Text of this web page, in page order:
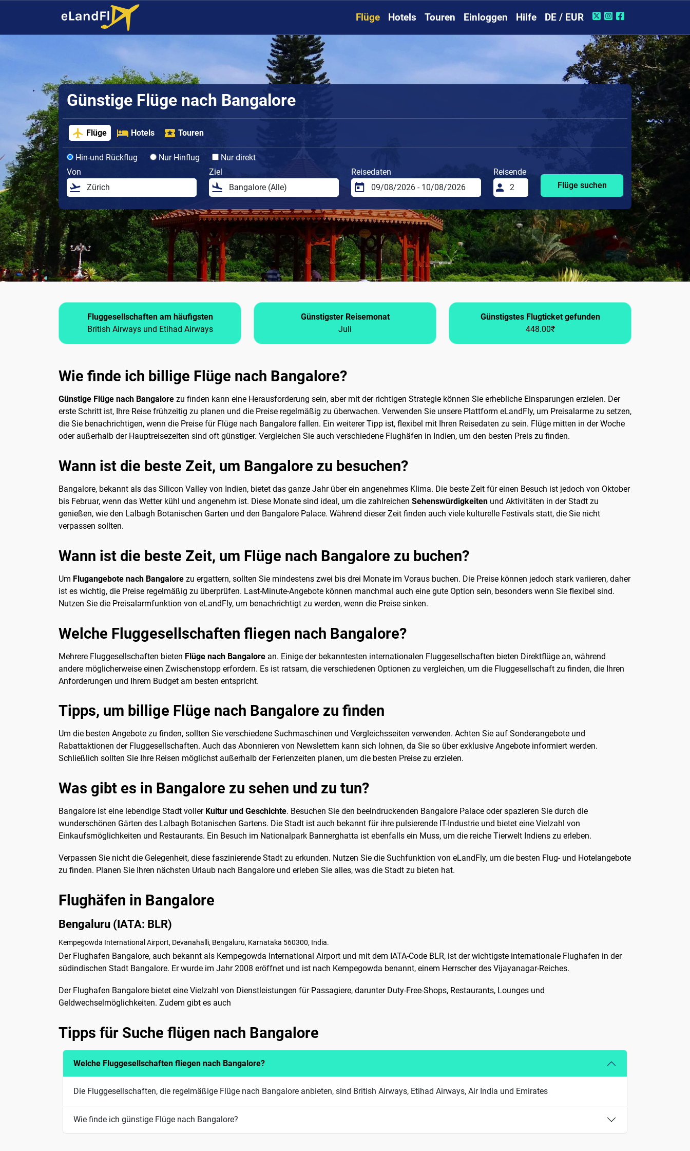
Flüge Hotels Touren Einloggen Hilfe DE / EUR
Günstige Flüge nach Bangalore
Flüge Hotels Touren
Hin-und Rückflug Nur Hinflug
Nur direkt
Von
Ziel Reisedaten
Reisende
Flüge suchen
Fluggesellschaften am häufigsten
British Airways und Etihad Airways
Günstigster Reisemonat
Juli
Günstigstes Flugticket gefunden
448.00₹
Wie finde ich billige Flüge nach Bangalore?
Günstige Flüge nach Bangalore zu finden kann eine Herausforderung sein, aber mit der richtigen Strategie können Sie erhebliche Einsparungen erzielen. Der
erste Schritt ist, Ihre Reise frühzeitig zu planen und die Preise regelmäßig zu überwachen. Verwenden Sie unsere Plattform eLandFly, um Preisalarme zu setzen,
die Sie benachrichtigen, wenn die Preise für Flüge nach Bangalore fallen. Ein weiterer Tipp ist, flexibel mit Ihren Reisedaten zu sein. Flüge mitten in der Woche
oder außerhalb der Hauptreisezeiten sind oft günstiger. Vergleichen Sie auch verschiedene Flughäfen in Indien, um den besten Preis zu finden.
Wann ist die beste Zeit, um Bangalore zu besuchen?
Bangalore, bekannt als das Silicon Valley von Indien, bietet das ganze Jahr über ein angenehmes Klima. Die beste Zeit für einen Besuch ist jedoch von Oktober
bis Februar, wenn das Wetter kühl und angenehm ist. Diese Monate sind ideal, um die zahlreichen Sehenswürdigkeiten und Aktivitäten in der Stadt zu
genießen, wie den Lalbagh Botanischen Garten und den Bangalore Palace. Während dieser Zeit finden auch viele kulturelle Festivals statt, die Sie nicht
verpassen sollten.
Wann ist die beste Zeit, um Flüge nach Bangalore zu buchen?
Um Flugangebote nach Bangalore zu ergattern, sollten Sie mindestens zwei bis drei Monate im Voraus buchen. Die Preise können jedoch stark variieren, daher
ist es wichtig, die Preise regelmäßig zu überprüfen. Last-Minute-Angebote können manchmal auch eine gute Option sein, besonders wenn Sie flexibel sind.
Nutzen Sie die Preisalarmfunktion von eLandFly, um benachrichtigt zu werden, wenn die Preise sinken.
Welche Fluggesellschaften fliegen nach Bangalore?
Mehrere Fluggesellschaften bieten Flüge nach Bangalore an. Einige der bekanntesten internationalen Fluggesellschaften bieten Direktflüge an, während
andere möglicherweise einen Zwischenstopp erfordern. Es ist ratsam, die verschiedenen Optionen zu vergleichen, um die Fluggesellschaft zu finden, die Ihren
Anforderungen und Ihrem Budget am besten entspricht.
Tipps, um billige Flüge nach Bangalore zu finden
Um die besten Angebote zu finden, sollten Sie verschiedene Suchmaschinen und Vergleichsseiten verwenden. Achten Sie auf Sonderangebote und
Rabattaktionen der Fluggesellschaften. Auch das Abonnieren von Newslettern kann sich lohnen, da Sie so über exklusive Angebote informiert werden.
Schließlich sollten Sie Ihre Reisen möglichst außerhalb der Ferienzeiten planen, um die besten Preise zu erzielen.
Was gibt es in Bangalore zu sehen und zu tun?
Bangalore ist eine lebendige Stadt voller Kultur und Geschichte. Besuchen Sie den beeindruckenden Bangalore Palace oder spazieren Sie durch die
wunderschönen Gärten des Lalbagh Botanischen Gartens. Die Stadt ist auch bekannt für ihre pulsierende IT-Industrie und bietet eine Vielzahl von
Einkaufsmöglichkeiten und Restaurants. Ein Besuch im Nationalpark Bannerghatta ist ebenfalls ein Muss, um die reiche Tierwelt Indiens zu erleben.
Verpassen Sie nicht die Gelegenheit, diese faszinierende Stadt zu erkunden. Nutzen Sie die Suchfunktion von eLandFly, um die besten Flug- und Hotelangebote
zu finden. Planen Sie Ihren nächsten Urlaub nach Bangalore und erleben Sie alles, was die Stadt zu bieten hat.
Flughäfen in Bangalore
Bengaluru (IATA: BLR)
Kempegowda International Airport, Devanahalli, Bengaluru, Karnataka 560300, India.
Der Flughafen Bangalore, auch bekannt als Kempegowda International Airport und mit dem IATA-Code BLR, ist der wichtigste internationale Flughafen in der
südindischen Stadt Bangalore. Er wurde im Jahr 2008 eröffnet und ist nach Kempegowda benannt, einem Herrscher des Vijayanagar-Reiches.
Der Flughafen Bangalore bietet eine Vielzahl von Dienstleistungen für Passagiere, darunter Duty-Free-Shops, Restaurants, Lounges und
Geldwechselmöglichkeiten. Zudem gibt es auch
Tipps für Suche flügen nach Bangalore
Welche Fluggesellschaften fliegen nach Bangalore?
Die Fluggesellschaften, die regelmäßige Flüge nach Bangalore anbieten, sind British Airways, Etihad Airways, Air India und Emirates
Wie finde ich günstige Flüge nach Bangalore?